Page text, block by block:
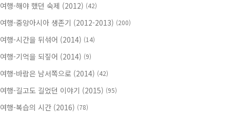
여행-해야 했던 숙제 (2012) (42)
여행-중앙아시아 생존기 (2012-2013) (200)
여행-시간을 뒤섞어 (2014) (14)
여행-기억을 되짚어 (2014) (9)
여행-바람은 남서쪽으로 (2014) (42)
여행-길고도 길었던 이야기 (2015) (95)
여행-복습의 시간 (2016) (78)